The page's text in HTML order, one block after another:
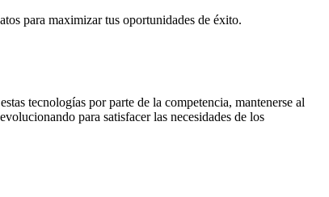
para maximizar tus oportunidades de éxito.
tecnologías por parte de la competencia, mantenerse al
para satisfacer las necesidades de los